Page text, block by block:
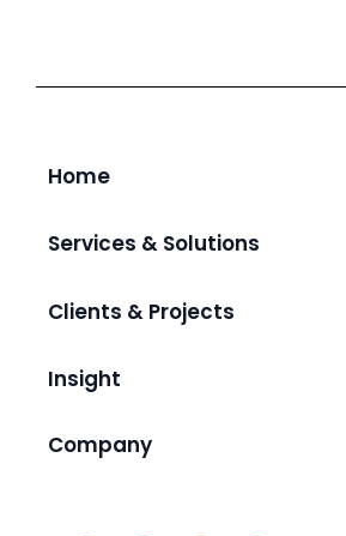
Home
Services & Solutions
Talent Augmentation & Hiring
AI & Intelligent Automation
Transformation
Clients & Projects
Insight
Blog
Company